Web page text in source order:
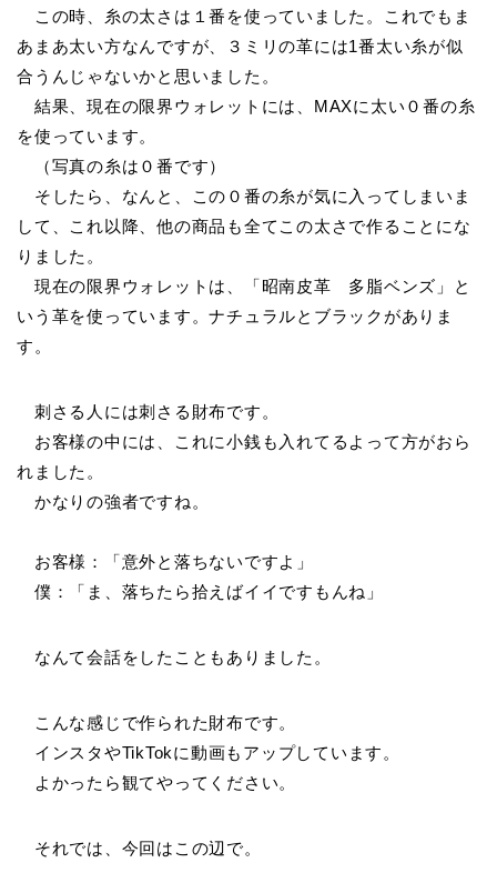
この時、糸の太さは１番を使っていました。これでもま
あまあ太い方なんですが、３ミリの革には1番太い糸が似
合うんじゃないかと思いました。
結果、現在の限界ウォレットには、MAXに太い０番の糸
を使っています。
（写真の糸は０番です）
そしたら、なんと、この０番の糸が気に入ってしまいま
して、これ以降、他の商品も全てこの太さで作ることにな
りました。
現在の限界ウォレットは、「昭南皮革 多脂ベンズ」と
いう革を使っています。ナチュラルとブラックがありま
す。
刺さる人には刺さる財布です。
お客様の中には、これに小銭も入れてるよって方がおら
れました。
かなりの強者ですね。
お客様：「意外と落ちないですよ」
僕：「ま、落ちたら拾えばイイですもんね」
なんて会話をしたこともありました。
こんな感じで作られた財布です。
インスタやTikTokに動画もアップしています。
よかったら観てやってください。
それでは、今回はこの辺で。